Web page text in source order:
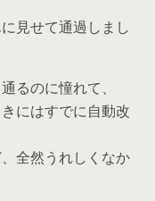
見せて通過しまし
るのに憧れて、
にはすでに自動改
全然うれしくなか